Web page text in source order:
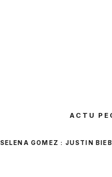
ACTU
SELENA GOMEZ : JUSTIN